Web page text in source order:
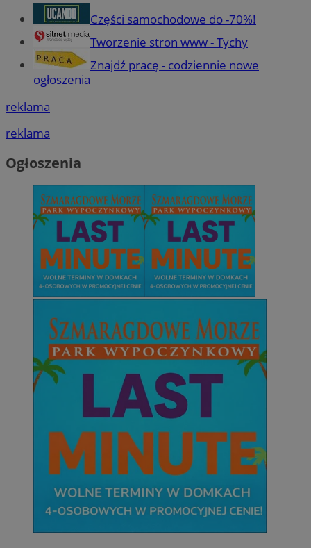
Części samochodowe do -70%!
Tworzenie stron www - Tychy
Znajdź pracę - codziennie nowe
ogłoszenia
reklama
reklama
Ogłoszenia